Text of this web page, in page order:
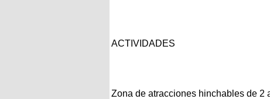
ACTIVIDADES
Zona de atracciones hinchables de 2